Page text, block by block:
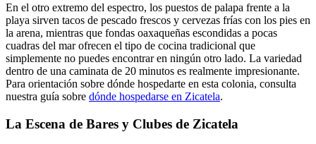
En el otro extremo del espectro, los puestos de palapa frente a la
playa sirven tacos de pescado frescos y cervezas frías con los pies en
la arena, mientras que fondas oaxaqueñas escondidas a pocas
cuadras del mar ofrecen el tipo de cocina tradicional que
simplemente no puedes encontrar en ningún otro lado. La variedad
dentro de una caminata de 20 minutos es realmente impresionante.
Para orientación sobre dónde hospedarte en esta colonia, consulta
nuestra guía sobre dónde hospedarse en Zicatela.
La Escena de Bares y Clubes de Zicatela